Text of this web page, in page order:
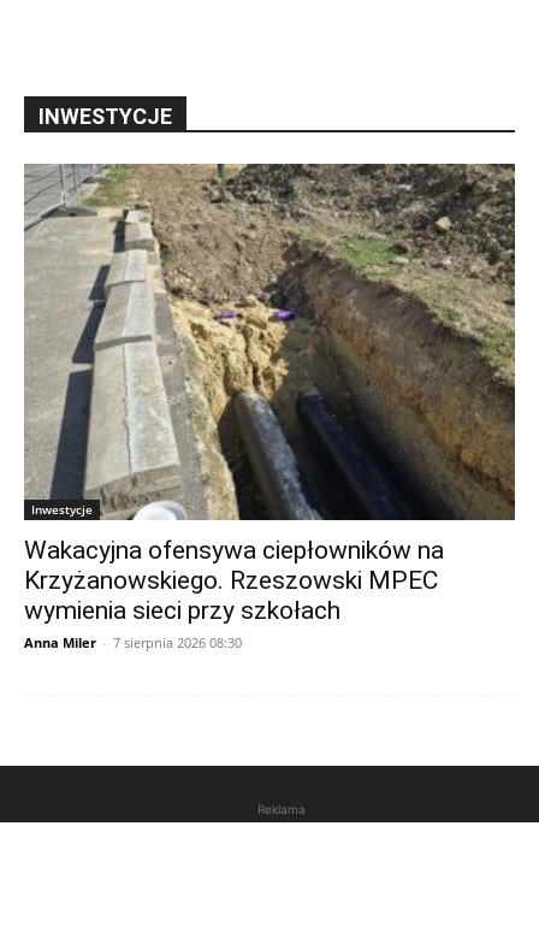
INWESTYCJE
Inwestycje
Wakacyjna ofensywa ciepłowników na
Krzyżanowskiego. Rzeszowski MPEC
wymienia sieci przy szkołach
Anna Miler - 7 sierpnia 2026 08:30
Reklama